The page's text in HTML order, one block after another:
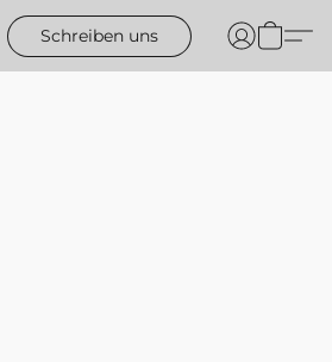
Schreiben uns